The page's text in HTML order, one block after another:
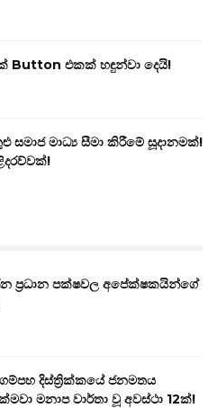
Button එකක් හඳුන්වා දෙයි!
මාධ්‍ය සීමා කිරීමේ සූදානමක්!
ප්‍රධාන පක්ෂවල අපේක්ෂකයින්ගේ
දිස්ත්‍රික්කයේ ජනමතය
මනාප වාර්තා වූ අවස්ථා 12ක්!